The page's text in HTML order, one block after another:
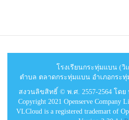
โรงเรียนกระทุ่มแบน (
ตำบล ตลาดกระทุ่มแบน อำเภอกระ
สงวนลิขสิทธิ์ © พ.ศ. 2557-2564 โด
Copyright 2021 Openserve Company
VLCloud is a registered trademart of